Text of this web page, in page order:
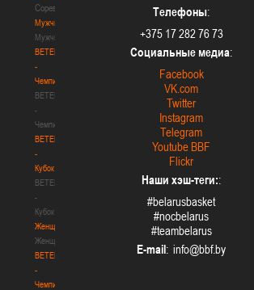
Соревнования
Мужчины
Мужчины
BETERA
-
Чемпионат
BETERA
-
Чемпионат
BETERA
-
Кубок
BETERA
-
Кубок
Женщины
Женщины
BETERA
-
Чемпионат
Телефоны:
+375 17 282 76 73
Социальные медиа:
Facebook
VK.com
Twitter
Instagram
Telegram
Youtube BBF
Flickr
Наши хэш-теги::
#belarusbasket
#nocbelarus
#teambelarus
E-mail: